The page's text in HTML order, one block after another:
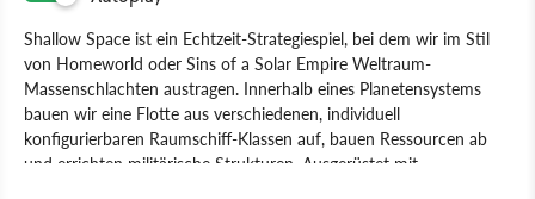
Shallow Space ist ein Echtzeit-Strategiespiel, bei dem wir im Stil
von Homeworld oder Sins of a Solar Empire Weltraum-
Massenschlachten austragen. Innerhalb eines Planetensystems
bauen wir eine Flotte aus verschiedenen, individuell
konfigurierbaren Raumschiff-Klassen auf, bauen Ressourcen ab
und errichten militärische Strukturen. Ausgerüstet mit